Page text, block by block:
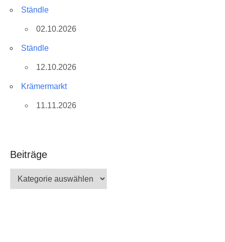
Ständle
02.10.2026
Ständle
12.10.2026
Krämermarkt
11.11.2026
Beiträge
Beiträge